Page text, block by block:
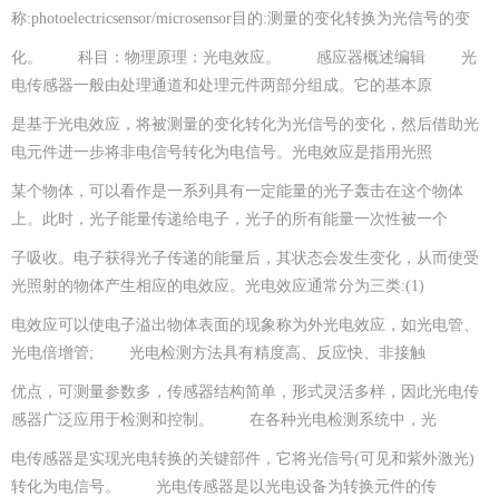
称:photoelectricsensor/microsensor目的:测量的变化转换为光信号的变
化。 科目：物理原理：光电效应。 感应器概述编辑 光
电传感器一般由处理通道和处理元件两部分组成。它的基本原
是基于光电效应，将被测量的变化转化为光信号的变化，然后借助光
电元件进一步将非电信号转化为电信号。光电效应是指用光照
某个物体，可以看作是一系列具有一定能量的光子轰击在这个物体
上。此时，光子能量传递给电子，光子的所有能量一次性被一个
子吸收。电子获得光子传递的能量后，其状态会发生变化，从而使受
光照射的物体产生相应的电效应。光电效应通常分为三类:(1)
电效应可以使电子溢出物体表面的现象称为外光电效应，如光电管、
光电倍增管; 光电检测方法具有精度高、反应快、非接触
优点，可测量参数多，传感器结构简单，形式灵活多样，因此光电传
感器广泛应用于检测和控制。 在各种光电检测系统中，光
电传感器是实现光电转换的关键部件，它将光信号(可见和紫外激光)
转化为电信号。 光电传感器是以光电设备为转换元件的传